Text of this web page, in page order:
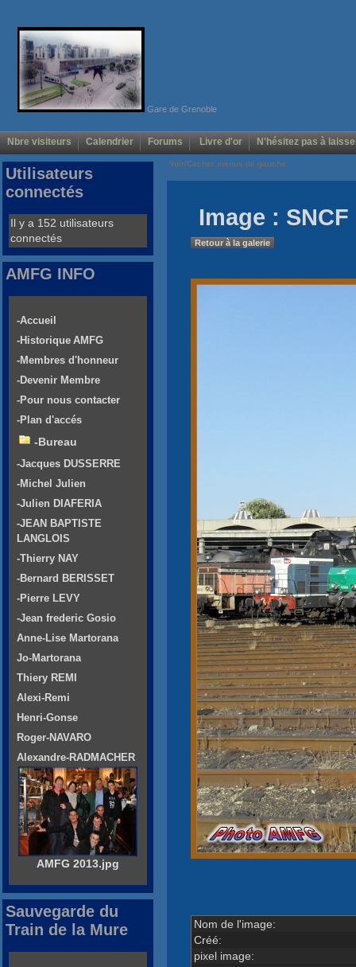
Gare de Grenoble
Nbre visiteurs Calendrier Forums Livre d'or N'hésitez pas à
Voir/Cacher menus de gauche
Image :
Retour à la galerie
Nom de l'image:
Créé:
pixel image:
Utilisateurs
connectés
Il y a 152 utilisateurs
connectés
AMFG INFO
-Accueil
-Historique AMFG
-Membres d'honneur
-Devenir Membre
-Pour nous contacter
-Plan d'accés
-Bureau
-Jacques DUSSERRE
-Michel Julien
-Julien DIAFERIA
-JEAN BAPTISTE
LANGLOIS
-Thierry NAY
-Bernard BERISSET
-Pierre LEVY
-Jean frederic Gosio
Anne-Lise Martorana
Jo-Martorana
Thiery REMI
Alexi-Remi
Henri-Gonse
Roger-NAVARO
Alexandre-RADMACHER
AMFG 2013.jpg
Sauvegarde du
Train de la Mure